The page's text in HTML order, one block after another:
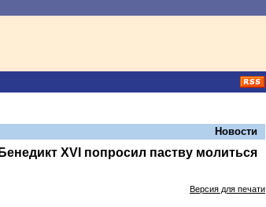
Новости
ХVI попросил паству молиться
Версия для печати